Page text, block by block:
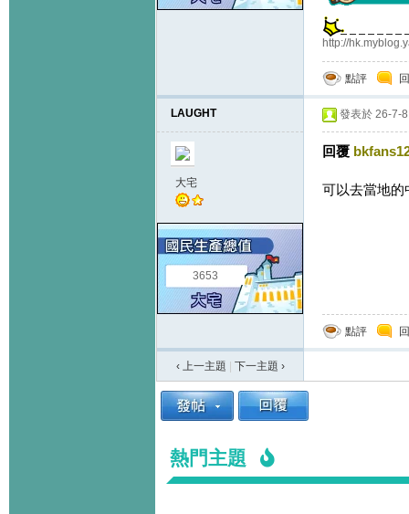
http://
點評
LAUGHT
大宅
3653
發表於 26-7-
回覆
可以去當地的
點評
‹ 上一主題 下一主題 ›
熱門主題